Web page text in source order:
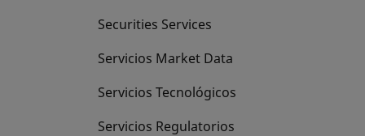
Securities Services
Servicios Market Data
Servicios Tecnológicos
Servicios Regulatorios